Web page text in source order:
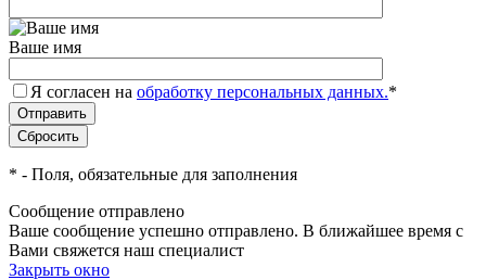
Ваше имя
Я согласен на обработку персональных данных.*
* - Поля, обязательные для заполнения
Сообщение отправлено
Ваше сообщение успешно отправлено. В ближайшее время с
Вами свяжется наш специалист
Закрыть окно